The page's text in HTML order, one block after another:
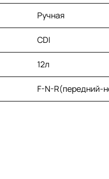
Ручная
CDI
12л
F-N-R(передний-